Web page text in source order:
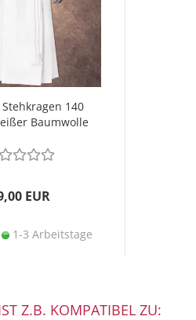
140
Baumwolle
EUR
1-3 Arbeitstage
Z.B. KOMPATIBEL ZU: